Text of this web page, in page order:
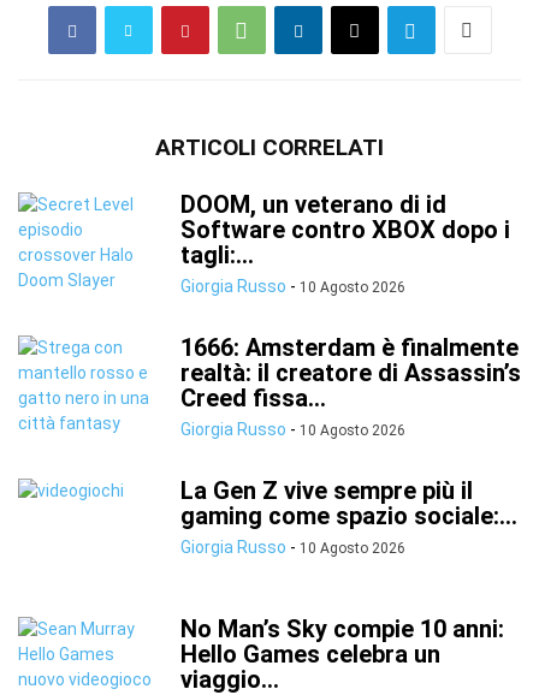
ARTICOLI CORRELATI
DOOM, un veterano di id
Software contro XBOX dopo i
tagli:...
Giorgia Russo - 10 Agosto 2026
1666: Amsterdam è finalmente
realtà: il creatore di Assassin’s
Creed fissa...
Giorgia Russo - 10 Agosto 2026
La Gen Z vive sempre più il
gaming come spazio sociale:...
Giorgia Russo - 10 Agosto 2026
No Man’s Sky compie 10 anni:
Hello Games celebra un
viaggio...